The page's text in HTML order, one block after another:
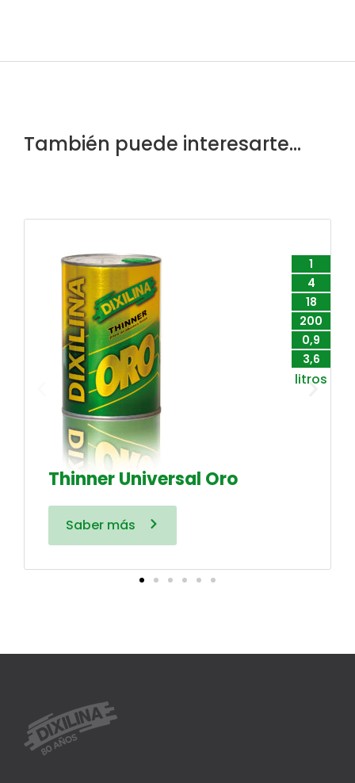
También puede interesarte...
1
4
18
200
0,9
3,6
litros
Thinner Universal Oro
Saber más